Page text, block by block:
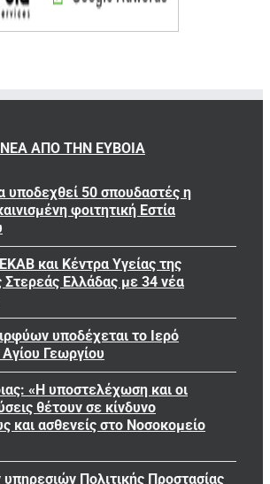
ΑΠΌ ΤΗΝ ΕΎΒΟΙΑ
υποδεχθεί 50 σπουδαστές η
φοιτητική Εστία
και Κέντρα Υγείας της
Στερεάς Ελλάδας με 34 νέα
υποδέχεται το Ιερό
Γεωργίου
«Η υποστελέχωση και οι
θέτουν σε κίνδυνο
και ασθενείς στο Νοσοκομείο
Πολιτικής Προστασίας